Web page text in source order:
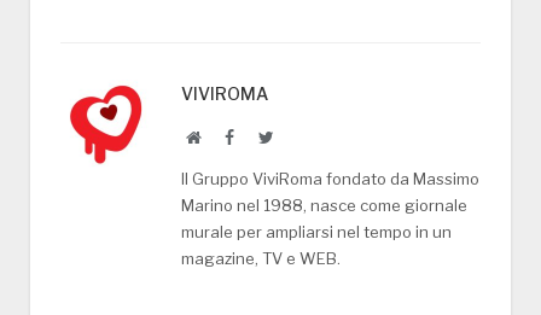
VIVIROMA
WebsiteFacebookTwitter
Il Gruppo ViviRoma fondato da Massimo
Marino nel 1988, nasce come giornale
murale per ampliarsi nel tempo in un
magazine, TV e WEB.